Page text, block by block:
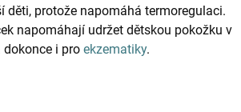
děti, protože napomáhá termoregulaci.
napomáhají udržet dětskou pokožku v
i pro ekzematiky.